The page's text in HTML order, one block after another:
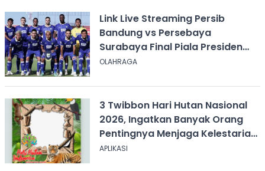
Link Live Streaming Persib
Bandung vs Persebaya
Surabaya Final Piala Presiden
2026, Kick-off Pukul 20.00 WIB
OLAHRAGA
3 Twibbon Hari Hutan Nasional
2026, Ingatkan Banyak Orang
Pentingnya Menjaga Kelestarian
Hutan
APLIKASI